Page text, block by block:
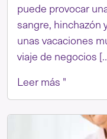
puede provocar
sangre, hinchazón
unas vacaciones
viaje de negocios
Leer más "